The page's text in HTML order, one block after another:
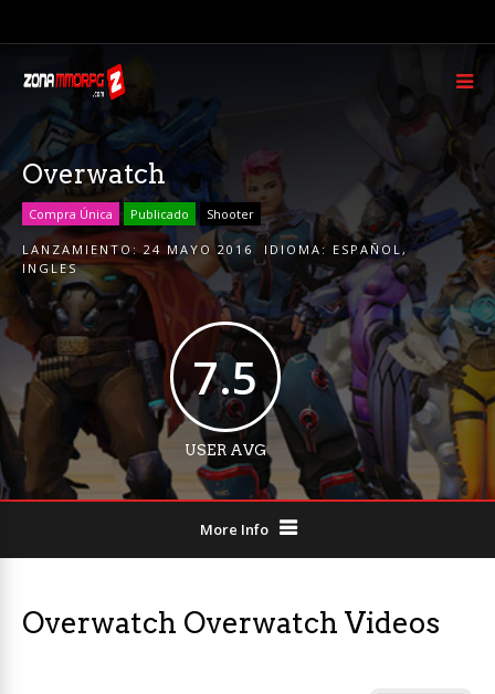
Overwatch
Compra Única Publicado Shooter
LANZAMIENTO:24 MAYO 2016 IDIOMA: ESPAÑOL,
INGLES
7.5
USER AVG
More Info
Overwatch Overwatch Videos